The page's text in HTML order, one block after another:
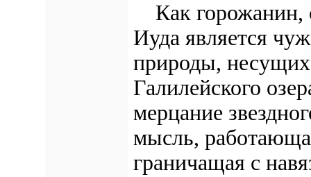
Как горожанин,
Иуда является
природы,
Галилейского
мерцание
мысль,
граничащая с